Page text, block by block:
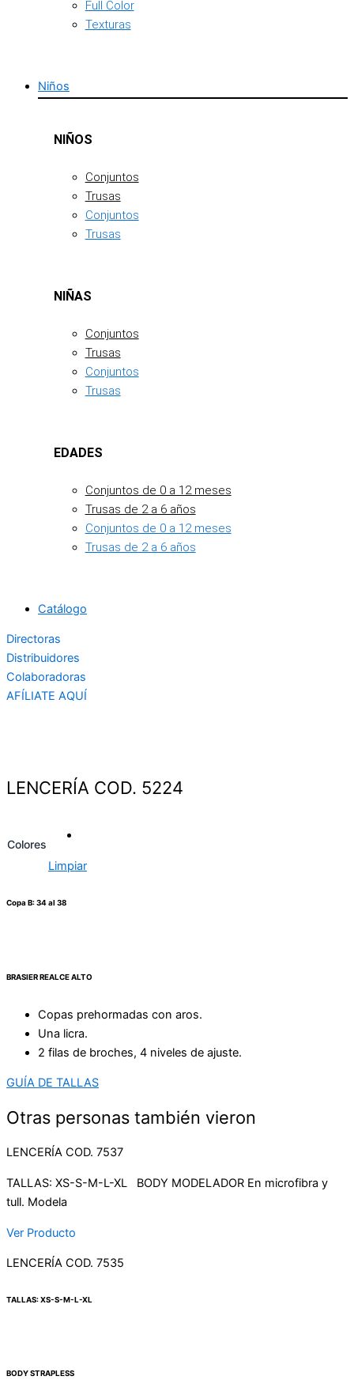
Full Color
Texturas
Niños
NIÑOS
Conjuntos
Trusas
Conjuntos
Trusas
NIÑAS
Conjuntos
Trusas
Conjuntos
Trusas
EDADES
Conjuntos de 0 a 12 meses
Trusas de 2 a 6 años
Conjuntos de 0 a 12 meses
Trusas de 2 a 6 años
Catálogo
Directoras
Distribuidores
Colaboradoras
AFÍLIATE AQUÍ
LENCERÍA COD. 5224
Colores
Limpiar
Copa B: 34 al 38
BRASIER REALCE ALTO
Copas prehormadas con aros.
Una licra.
2 filas de broches, 4 niveles de ajuste.
GUÍA DE TALLAS
Otras personas también vieron
LENCERÍA COD. 7537
TALLAS: XS-S-M-L-XL BODY MODELADOR En microfibra y
tull. Modela
Ver Producto
LENCERÍA COD. 7535
TALLAS: XS-S-M-L-XL
BODY STRAPLESS